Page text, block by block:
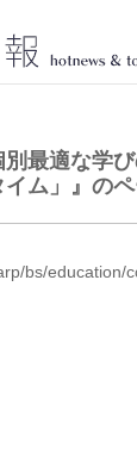
別最適な学
イム」』の
bs/education/